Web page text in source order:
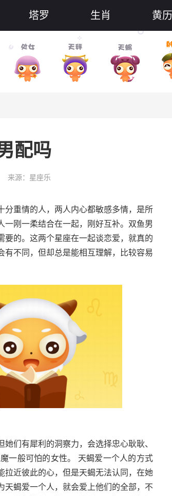
塔罗 生肖 黄历
配吗
来源：星座乐
分重情的人，两人内心都敏感多情，是所
刚一柔结合在一起，刚好互补。双鱼男
要的。这两个星座在一起谈恋爱，就真的
有不同，但却总是能相互理解，比较容易
们有犀利的洞察力，会选择忠心耿耿、
一般可怕的女性。 天蝎爱一个人的方式
拉近彼此的心，但是天蝎无法认同，在她
蝎爱一个人，就会爱上他们的全部，不